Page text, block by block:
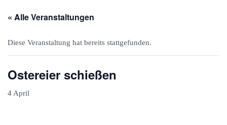
« Alle Veranstaltungen
Diese Veranstaltung hat bereits stattgefunden.
Ostereier schießen
4 April